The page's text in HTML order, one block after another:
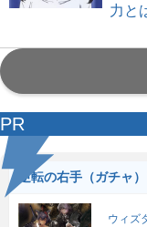
力と
PR
逆転の右手（ガチャ
ウィズ